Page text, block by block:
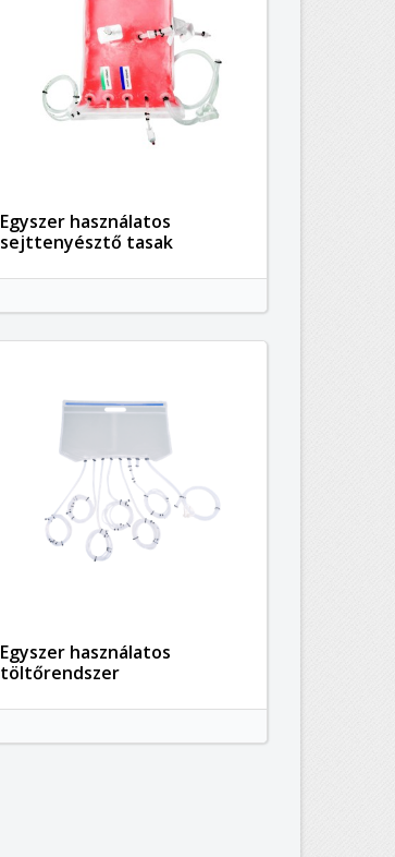
Egyszer használatos
sejttenyésztő tasak
Egyszer használatos
töltőrendszer